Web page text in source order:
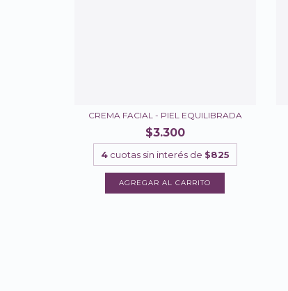
CREMA FACIAL - PIEL EQUILIBRADA
$3.300
4cuotas sin interés de $825